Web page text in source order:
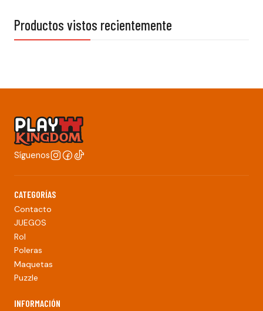
Productos vistos recientemente
Síguenos
CATEGORÍAS
Contacto
JUEGOS
Rol
Poleras
Maquetas
Puzzle
INFORMACIÓN